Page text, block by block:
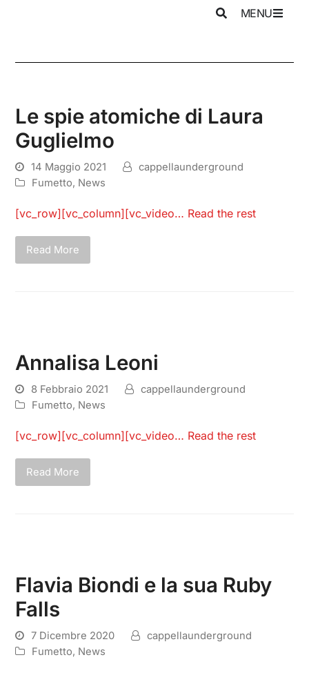
MENU
Le spie atomiche di Laura
Guglielmo
14 Maggio 2021
cappellaunderground
Fumetto, News
[vc_row][vc_column][vc_video… Read the rest
Read More
Annalisa Leoni
8 Febbraio 2021
cappellaunderground
Fumetto, News
[vc_row][vc_column][vc_video… Read the rest
Read More
Flavia Biondi e la sua Ruby
Falls
7 Dicembre 2020
cappellaunderground
Fumetto, News